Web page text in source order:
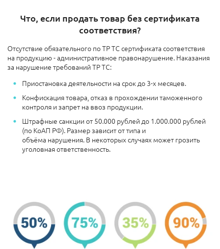
Что, если продать товар без сертификата
соответствия?
Отсутствие обязательного по ТР ТС сертификата соответствия
на продукцию - административное правонарушение. Наказания
за нарушение требований ТР ТС:
Приостановка деятельности на срок до 3-х месяцев.
Конфискация товара, отказ в прохождении таможенного
контроля и запрет на ввоз продукции.
Штрафные санкции от 50.000 рублей до 1.000.000 рублей
(по КоАП РФ). Размер зависит от типа и
объёма нарушения. В некоторых случаях может грозить
уголовная ответственность.